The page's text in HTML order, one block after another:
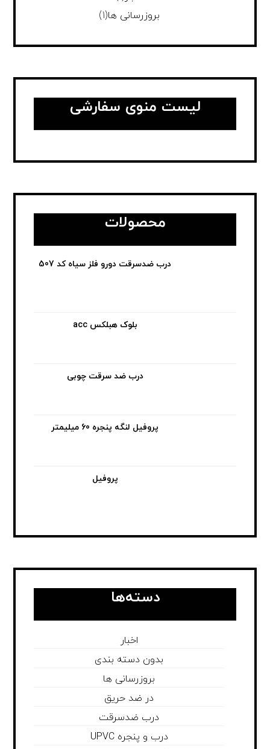
بروزرسانی ها(1)
لیست منوی سفارشی
محصولات
درب ضدسرقت دورو فلز سیاه کد 507
بلوک هبلکس acc
درب ضد سرقت چوبی
پروفیل لنگه پنجره 60 میلیمتر
پروفیل
دسته‌ها
اخبار
بدون دسته بندی
بروزرسانی ها
در ضد حریق
درب ضدسرقت
درب و پنجره UPVC